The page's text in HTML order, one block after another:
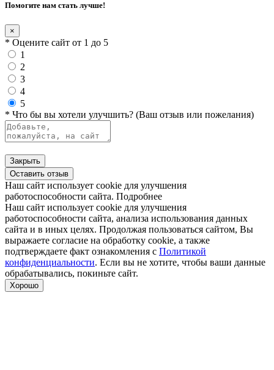
Помогите нам стать лучше!
×
* Оцените сайт от 1 до 5
1
2
3
4
5
* Что бы вы хотели улучшить? (Ваш отзыв или пожелания)
Закрыть
Оставить отзыв
Наш сайт использует cookie для улучшения
работоспособности сайта. Подробнее
Наш сайт использует cookie для улучшения
работоспособности сайта, анализа использования данных
сайта и в иных целях. Продолжая пользоваться сайтом, Вы
выражаете согласие на обработку cookie, а также
подтверждаете факт ознакомления с Политикой
конфиденциальности. Если вы не хотите, чтобы ваши данные
обрабатывались, покиньте сайт.
Хорошо